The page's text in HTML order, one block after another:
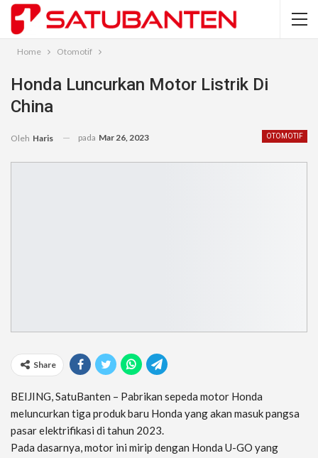
Home Otomotif
Honda Luncurkan Motor Listrik Di
China
OTOMOTIF
Oleh Haris pada Mar 26, 2023
Share
BEIJING, SatuBanten – Pabrikan sepeda motor Honda
meluncurkan tiga produk baru Honda yang akan masuk pangsa
pasar elektrifikasi di tahun 2023.
Pada dasarnya, motor ini mirip dengan Honda U-GO yang